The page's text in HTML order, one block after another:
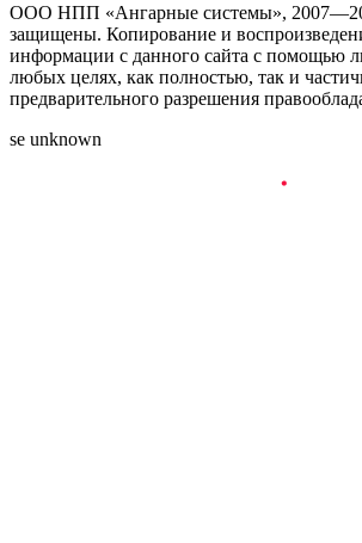
ООО НПП «Ангарные системы»,
защищены. Копирование и
информации с данного сайта с помощью
любых целях, как полностью, так и
предварительного разрешения
se unknown